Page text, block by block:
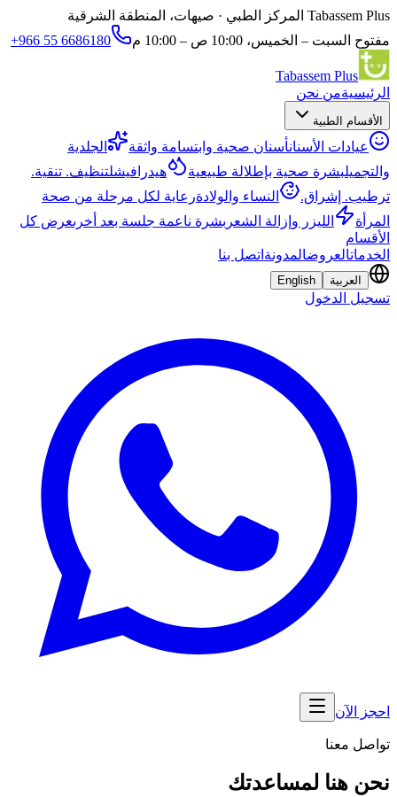
Tabassem Plus المركز الطبي
· صيهات، المنطقة الشرقية
مفتوح السبت – الخميس، 10:00 ص – 10:00 م
+966 55 6686180
Tabassem Plus
الرئيسيةمن نحن
الأقسام الطبية
عيادات الأسنانأسنان صحية وابتسامة واثقة
الجلدية
والتجميلبشرة صحية بإطلالة طبيعية هيدرافيشلتنظيف. تنقية.
ترطيب. إشراق.
النساء والولادةرعاية لكل مرحلة من صحة
المرأة
الليزر وإزالة الشعر بشرة ناعمة جلسة بعد أخرىعرض كل
الأقسام
الخدماتالعروضالمدونة اتصل بنا
العربية English
تسجيل الدخول
احجز الآن
تواصل معنا
نحن هنا لمساعدتك